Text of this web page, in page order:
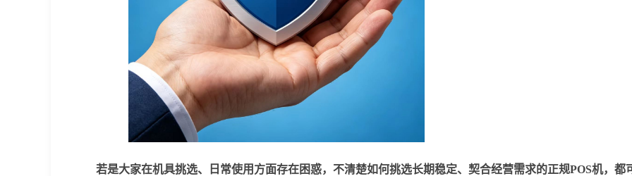
若是大家在机具挑选、日常使用方面存在困惑，不清楚如何挑选长期稳定、契合经营需求的正规POS机，都